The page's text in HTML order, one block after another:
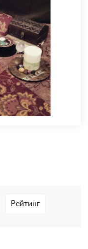
Рейтинг